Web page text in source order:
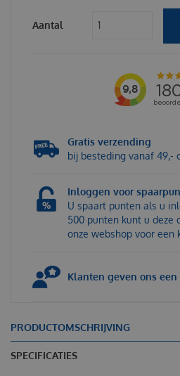
Aantal
Gratis verzending
bij besteding vanaf 49,-
Inloggen voor
U spaart punten als u
500 punten kunt u deze
onze webshop voor een
Klanten geven ons een
PRODUCTOMSCHRIJVING
SPECIFICATIES